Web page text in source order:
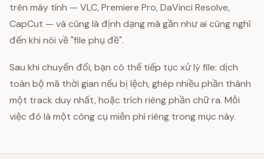
trên máy tính — VLC, Premiere Pro, DaVinci Resolve,
CapCut — và cũng là định dạng mà gần như ai cũng nghĩ
đến khi nói về "file phụ đề".
Sau khi chuyển đổi, bạn có thể tiếp tục xử lý file: dịch
toàn bộ mã thời gian nếu bị lệch, ghép nhiều phần thành
một track duy nhất, hoặc trích riêng phần chữ ra. Mỗi
việc đó là một công cụ miễn phí riêng trong mục này.